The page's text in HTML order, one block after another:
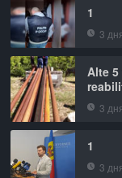
1
3
Alte
3
1
3